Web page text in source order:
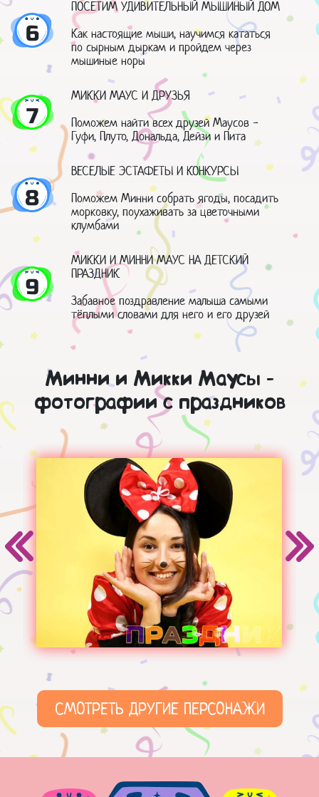
6
ПОСЕТИМ УДИВИТЕЛЬНЫЙ МЫШИНЫЙ ДОМ
Как настоящие мыши, научимся кататься
по сырным дыркам и пройдем через
мышиные норы
7
МИККИ МАУС И ДРУЗЬЯ
Поможем найти всех друзей Маусов -
Гуфи, Плуто, Дональда, Дейзи и Пита
8
ВЕСЕЛЫЕ ЭСТАФЕТЫ И КОНКУРСЫ
Поможем Минни собрать ягоды, посадить
морковку, поухаживать за цветочными
клумбами
9
МИККИ И МИННИ МАУС НА ДЕТСКИЙ
ПРАЗДНИК
Забавное поздравление малыша самыми
тёплыми словами для него и его друзей
Минни и Микки Маусы -
фотографии с праздников
СМОТРЕТЬ ДРУГИЕ ПЕРСОНАЖИ